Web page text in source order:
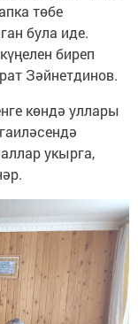
төбе
була иде.
биреп
Зәйнетдинов.
көндә уллары
укырга,